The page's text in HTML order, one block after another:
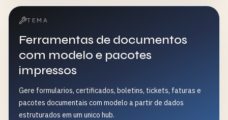
TEMA
Ferramentas de documentos
com modelo e pacotes
impressos
Gere formularios, certificados, boletins, tickets, faturas e
pacotes documentais com modelo a partir de dados
estruturados em um unico hub.